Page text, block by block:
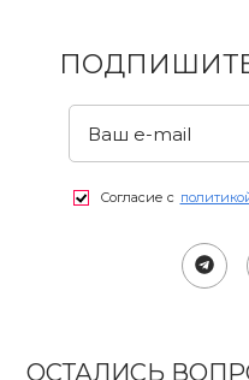
Согласие с
ОСТАЛИСЬ